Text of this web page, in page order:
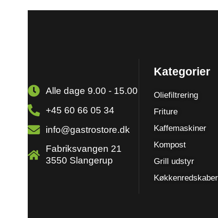
Alle dage 9.00 - 15.00
+45 60 66 05 34
info@gastrostore.dk
Fabriksvangen 21
3550 Slangerup
Kategorier
Oliefiltrering
Friture
Kaffemaskiner
Kompost
Grill udstyr
Køkkenredskaber